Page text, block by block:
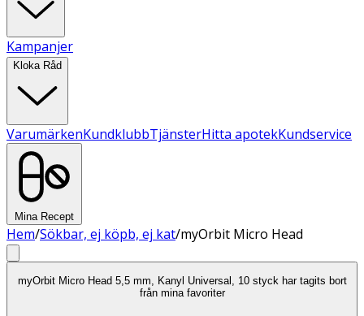
Kampanjer
Kloka Råd
VarumärkenKundklubbTjänsterHitta apotekKundservice
Mina Recept
Hem/Sökbar, ej köpb, ej kat/myOrbit Micro Head
myOrbit Micro Head 5,5 mm, Kanyl Universal, 10 styck har tagits bort
från mina favoriter